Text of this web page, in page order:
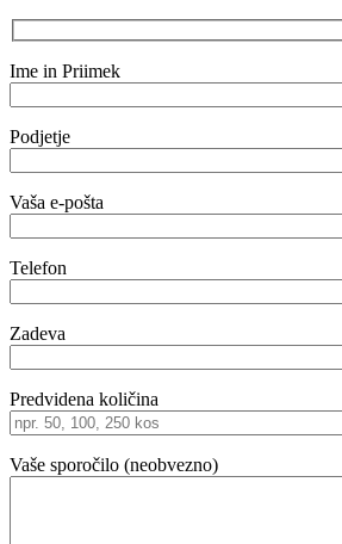
Ime in Priimek
Podjetje
Vaša e-pošta
Telefon
Zadeva
Predvidena količina
Vaše sporočilo (neobvezno)